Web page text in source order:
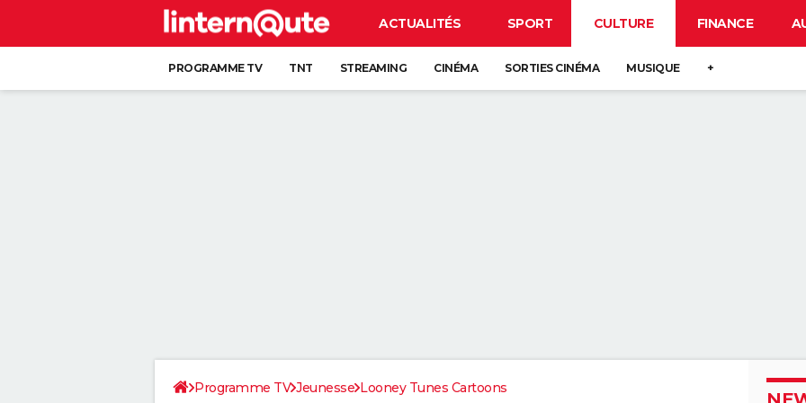
ACTUALITÉS SPORT CULTURE FINANCE
PROGRAMME TV TNT STREAMING CINÉMA SORTIES CINÉMA MUSIQUE +
Programme TV Jeunesse Looney Tunes Cartoons